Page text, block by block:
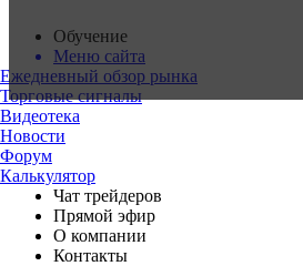
Обучение
Меню сайта
Ежедневный обзор рынка
Торговые сигналы
Видеотека
Новости
Форум
Калькулятор
Чат трейдеров
Прямой эфир
О компании
Контакты